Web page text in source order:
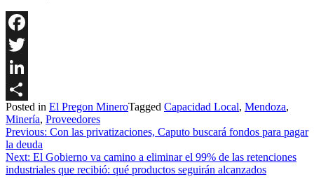
Facebook
Twitter
LinkedIn
Share
Posted in El Pregon MineroTagged Capacidad Local, Mendoza,
Minería, Proveedores
Navegación
de
entradas
Previous: Con las privatizaciones, Caputo buscará fondos para pagar
la deuda
Next: El Gobierno va camino a eliminar el 99% de las retenciones
industriales que recibió: qué productos seguirán alcanzados